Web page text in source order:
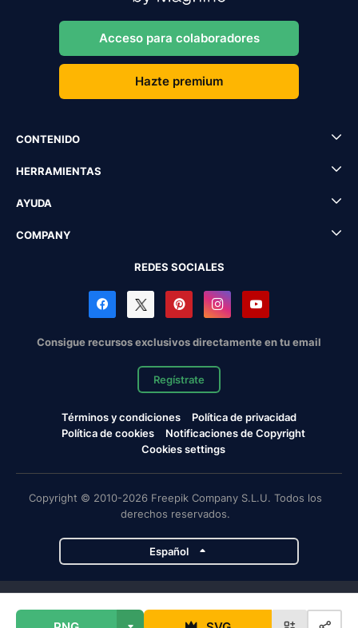
Acceso para colaboradores
Hazte premium
CONTENIDO
HERRAMIENTAS
AYUDA
COMPANY
REDES SOCIALES
Consigue recursos exclusivos directamente en tu email
Regístrate
Términos y condiciones
Política de privacidad
Política de cookies
Notificaciones de Copyright
Cookies settings
Copyright © 2010-2026 Freepik Company S.L.U. Todos los
derechos reservados.
Español